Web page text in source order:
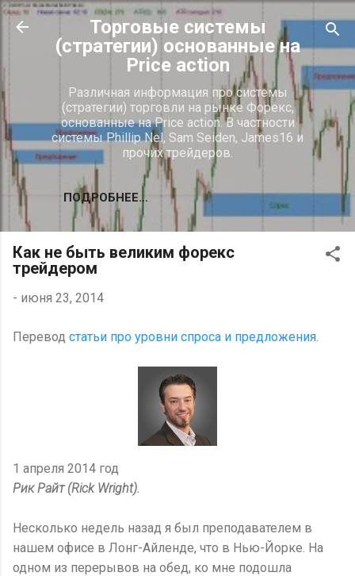
К основному контенту
Торговые системы
(стратегии) основанные на
Price action
Различная информация про системы
(стратегии) торговли на рынке Форекс,
основанные на Price action. В частности
системы Phillip Nel, Sam Seiden, James16 и
прочих трейдеров.
ПОДРОБНЕЕ…
Как не быть великим форекс
трейдером
- июня 23, 2014
Перевод статьи про уровни спроса и предложения.
1 апреля 2014 год
Рик Райт (Rick Wright).
Несколько недель назад я был преподавателем в
нашем офисе в Лонг-Айленде, что в Нью-Йорке. На
одном из перерывов на обед, ко мне подошла